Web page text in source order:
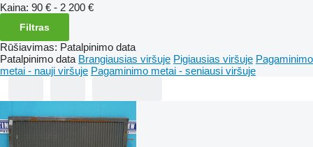
Kaina: 90 € - 2 200 €
Filtras
Rūšiavimas: Patalpinimo data
Patalpinimo data Brangiausias viršuje Pigiausias viršuje Pagaminimo
metai - nauji viršuje Pagaminimo metai - seniausi viršuje